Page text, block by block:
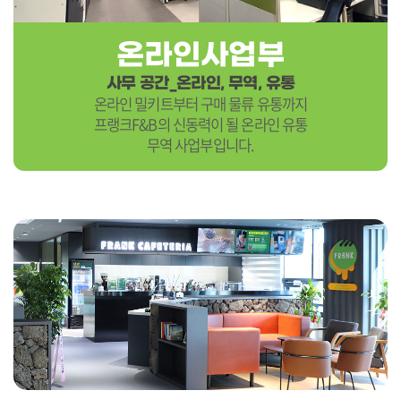
온라인사업부
사무 공간_온라인, 무역, 유통
온라인 밀키트부터 구매 물류 유통까지
프랭크F&B의 신동력이 될 온라인 유통
무역 사업부입니다.